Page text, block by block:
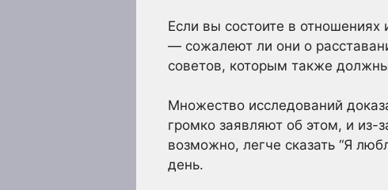
Если вы состоите в
— сожалеют ли они о
советов, которым также
Множество исследований
громко заявляют об этом, и из-
возможно, легче сказать “Я
день.